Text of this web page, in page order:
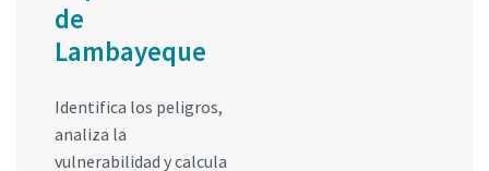
de
Lambayeque
Identifica los peligros,
analiza la
vulnerabilidad y calcula